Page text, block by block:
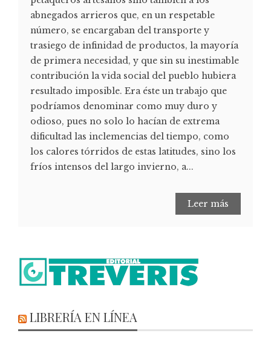
abnegados arrieros que, en un respetable
número, se encargaban del transporte y
trasiego de infinidad de productos, la mayoría
de primera necesidad, y que sin su inestimable
contribución la vida social del pueblo hubiera
resultado imposible. Era éste un trabajo que
podríamos denominar como muy duro y
odioso, pues no solo lo hacían de extrema
dificultad las inclemencias del tiempo, como
los calores tórridos de estas latitudes, sino los
fríos intensos del largo invierno, a...
Leer más
LIBRERÍA EN LÍNEA